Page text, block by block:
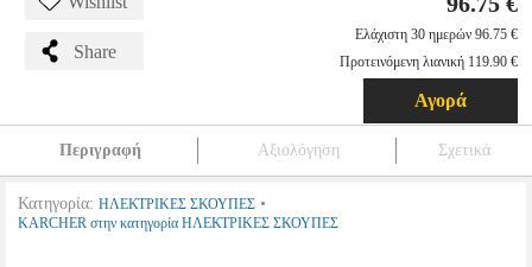
Share
Ελάχιστη 30 ημερών 96.75 €
Προτεινόμενη λιανική 119.90 €
Αγορά
Περιγραφή Αξιολόγηση Σχετικά
Κατηγορία: ΗΛΕΚΤΡΙΚΕΣ ΣΚΟΥΠΕΣ •
KARCHER στην κατηγορία ΗΛΕΚΤΡΙΚΕΣ ΣΚΟΥΠΕΣ